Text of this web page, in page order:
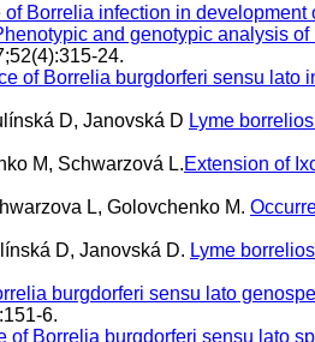
Borrelia infection in
and genotypic analysis
24.
of Borrelia burgdorferi sensu lato
D, Janovská D Lyme
M, Schwarzová L.Extension of
L, Golovchenko M.
D, Janovská D. Lyme
burgdorferi sensu lato
6.
of Borrelia burgdorferi sensu lato